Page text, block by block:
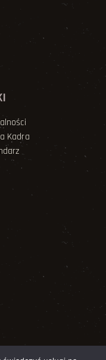
Kadra